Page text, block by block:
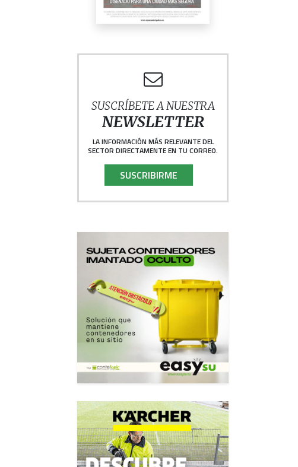
SUSCRÍBETE A NUESTRA
NEWSLETTER
LA INFORMACIÓN MÁS RELEVANTE DEL
SECTOR DIRECTAMENTE EN TU CORREO.
SUSCRIBIRME